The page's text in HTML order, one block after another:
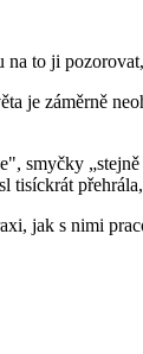
to ji
je záměrně
smyčky
jak s nimi